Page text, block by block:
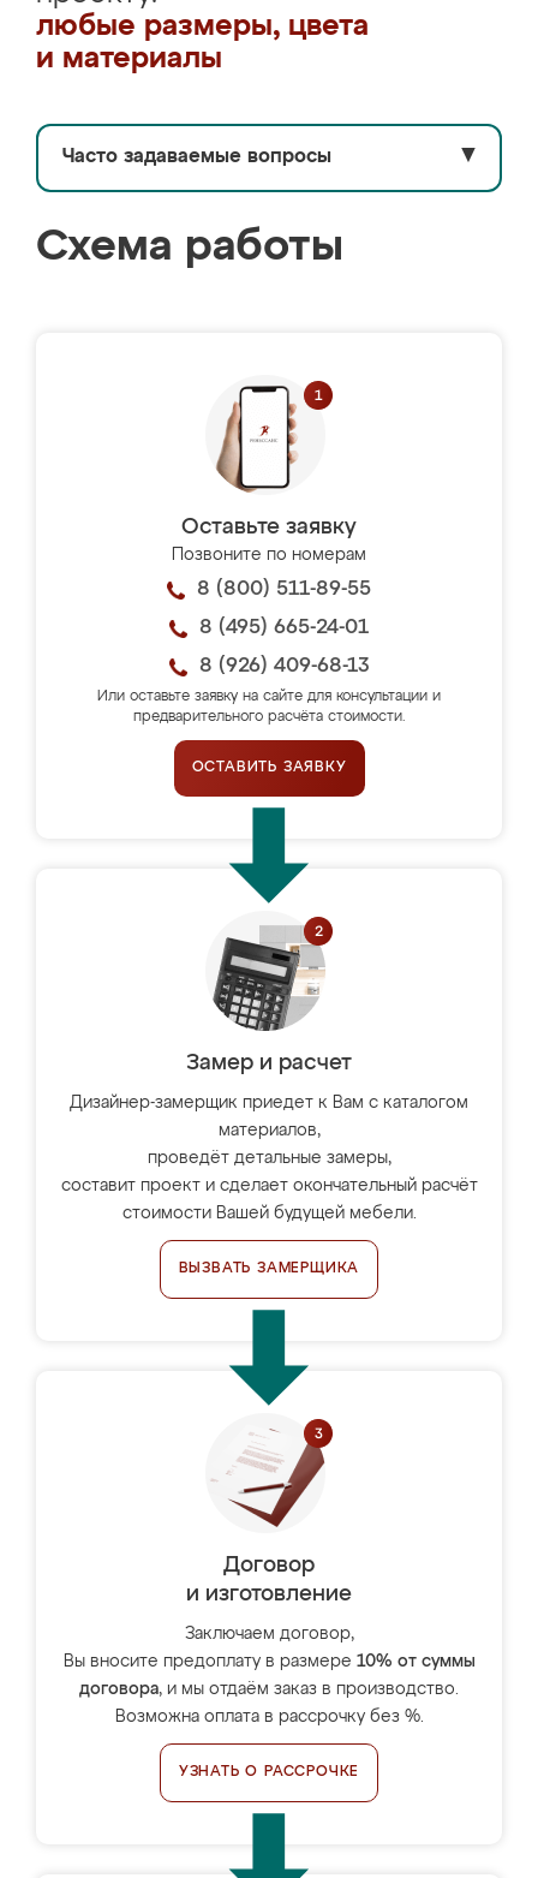
любые размеры, цвета
и материалы
Часто задаваемые вопросы ▼
Схема работы
Оставьте заявку
Позвоните по номерам
8 (800) 511-89-55
8 (495) 665-24-01
8 (926) 409-68-13
Или оставьте заявку на сайте для консультации и
предварительного расчёта стоимости.
ОСТАВИТЬ ЗАЯВКУ
Замер и расчет
Дизайнер-замерщик приедет к Вам с каталогом
материалов,
проведёт детальные замеры,
составит проект и сделает окончательный расчёт
стоимости Вашей будущей мебели.
ВЫЗВАТЬ ЗАМЕРЩИКА
Договор
и изготовление
Заключаем договор,
Вы вносите предоплату в размере 10% от суммы
договора, и мы отдаём заказ в производство.
Возможна оплата в рассрочку без %.
УЗНАТЬ О РАССРОЧКЕ